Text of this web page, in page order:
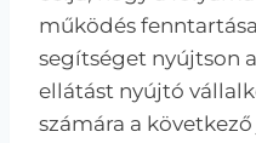
működés
segítséget nyújtson
ellátást nyújtó
számára a